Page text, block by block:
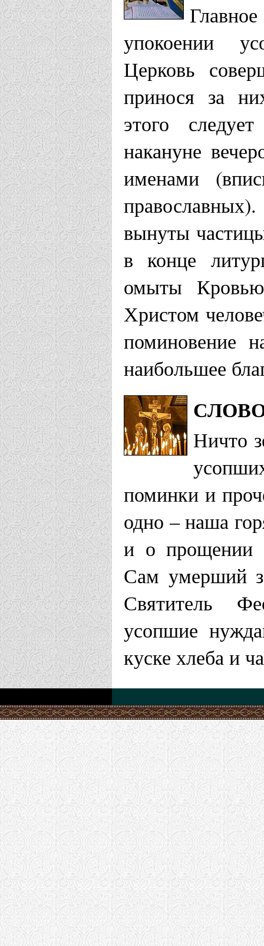
упокоении
Церковь
принося за
этого
накануне
именами
вынуты
в конце
омыты
Христом
поминовение
наибольшее
Ничто
поминки и
одно – наша
и о прощении
Сам умерший
Святитель
усопшие
куске хлеба и